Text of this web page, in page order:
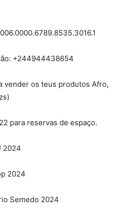
+244944438654
vender os teus produtos Afro,
para reservas de espaço.
2024
2024
Semedo 2024